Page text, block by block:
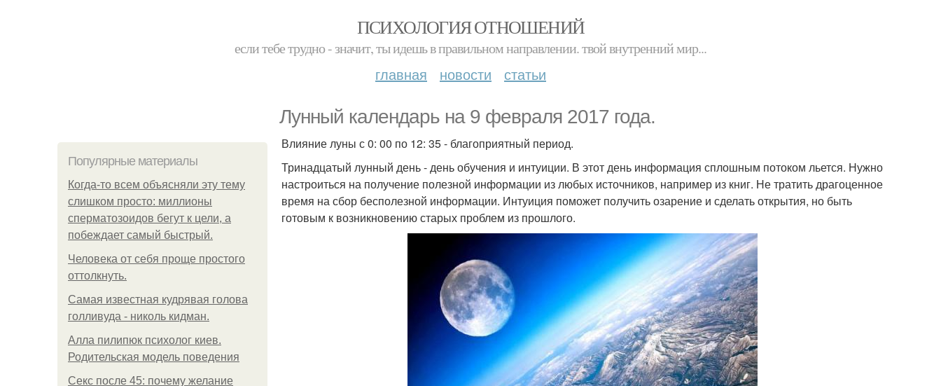
ПСИХОЛОГИЯ ОТНОШЕНИЙ
если тебе трудно - значит, ты идешь в правильном направлении. твой внутренний мир...
главная новости статьи
Лунный календарь на 9 февраля 2017 года.
Популярные материалы
Когда-то всем объясняли эту тему
слишком просто: миллионы
сперматозоидов бегут к цели, а
побеждает самый быстрый.
Человека от себя проще простого
оттолкнуть.
Самая известная кудрявая голова
голливуда - николь кидман.
Алла пилипюк психолог киев.
Родительская модель поведения
Секс после 45: почему желание
Влияние луны с 0: 00 по 12: 35 - благоприятный период.
Тринадцатый лунный день - день обучения и интуиции. В этот день информация сплошным потоком льется. Нужно
настроиться на получение полезной информации из любых источников, например из книг. Не тратить драгоценное
время на сбор бесполезной информации. Интуиция поможет получить озарение и сделать открытия, но быть
готовым к возникновению старых проблем из прошлого.